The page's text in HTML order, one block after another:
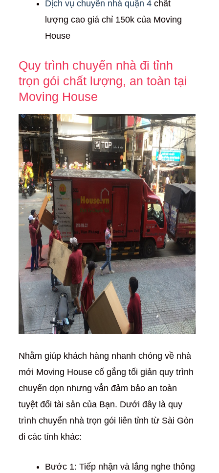
Dịch vụ chuyển nhà quận 4chất
lượng cao giá chỉ 150k của Moving
House
Quy trình chuyển nhà đi tỉnh
trọn gói chất lượng, an toàn tại
Moving House
Nhằm giúp khách hàng nhanh chóng về nhà
mới Moving House cố gắng tối giản quy trình
chuyển dọn nhưng vẫn đảm bảo an toàn
tuyệt đối tài sản của Bạn. Dưới đây là quy
trình chuyển nhà trọn gói liên tỉnh từ Sài Gòn
đi các tỉnh khác:
Bước 1: Tiếp nhận và lắng nghe thông